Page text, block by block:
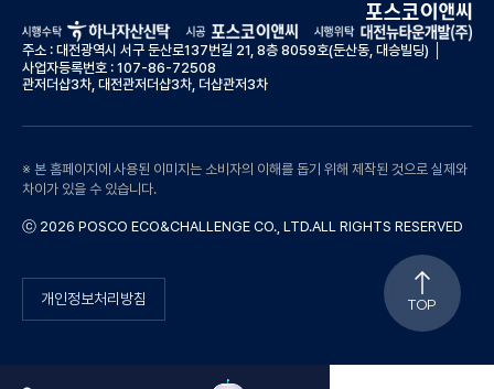
TOP
주소 : 대전광역시 서구 둔산로137번길 21, 8층 8059호(둔산동, 대승빌딩) │
사업자등록번호 : 107-86-72508
관저더샵3차, 대전관저더샵3차, 더샵관저3차
※ 본 홈페이지에 사용된 이미지는 소비자의 이해를 돕기 위해 제작된 것으로 실제와
차이가 있을 수 있습니다.
ⓒ 2026 POSCO ECO&CHALLENGE CO., LTD.ALL RIGHTS RESERVED
개인정보처리방침